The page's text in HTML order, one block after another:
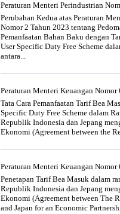
Peraturan Menteri Perindustrian
Perubahan Kedua atas Peraturan
Nomor 2 Tahun 2023 tentang
Pemanfaatan Bahan Baku dengan
User Specific Duty Free Scheme
antara...
Peraturan Menteri Keuangan Nomor
Tata Cara Pemanfaatan Tarif Bea
Specific Duty Free Scheme dalam
Republik Indonesia dan Jepang
Ekonomi (Agreement between the
Peraturan Menteri Keuangan Nomor
Penetapan Tarif Bea Masuk dalam
Republik Indonesia dan Jepang
Ekonomi (Agreement between The
and Japan for an Economic